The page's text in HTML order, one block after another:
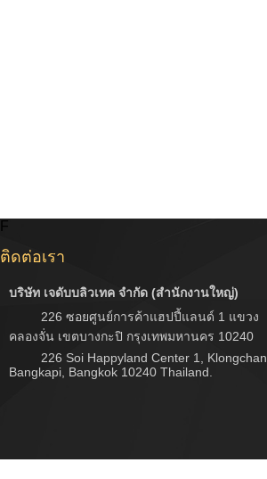
F
ติดต่อเรา
บริษัท เจดับบลิวเทค จำกัด (สำนักงานใหญ่)
226 ซอยศูนย์การค้าแฮปปี้แลนด์ 1 แขวง
คลองจั่น เขตบางกะปิ กรุงเทพมหานคร 10240
226 Soi Happyland Center 1, Klongchan,
Bangkapi, Bangkok 10240 Thailand.